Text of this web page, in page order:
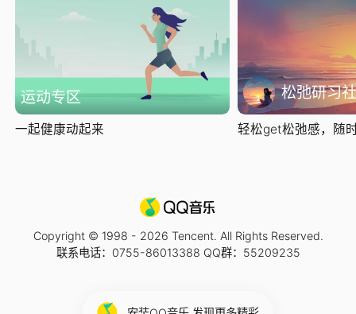
运动专区
一起健康动起来
松弛研习社
轻松get松弛感，随
Copyright © 1998 - 2026 Tencent. All Rights Reserved.
联系电话：0755-86013388 QQ群：55209235